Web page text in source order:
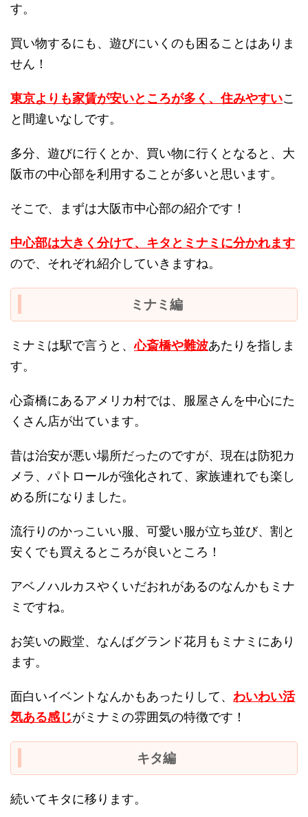
す。
買い物するにも、遊びにいくのも困ることはありま
せん！
東京よりも家賃が安いところが多く、住みやすいこ
と間違いなしです。
多分、遊びに行くとか、買い物に行くとなると、大
阪市の中心部を利用することが多いと思います。
そこで、まずは大阪市中心部の紹介です！
中心部は大きく分けて、キタとミナミに分かれます
ので、それぞれ紹介していきますね。
ミナミ編
ミナミは駅で言うと、心斎橋や難波あたりを指しま
す。
心斎橋にあるアメリカ村では、服屋さんを中心にた
くさん店が出ています。
昔は治安が悪い場所だったのですが、現在は防犯カ
メラ、パトロールが強化されて、家族連れでも楽し
める所になりました。
流行りのかっこいい服、可愛い服が立ち並び、割と
安くでも買えるところが良いところ！
アベノハルカスやくいだおれがあるのなんかもミナ
ミですね。
お笑いの殿堂、なんばグランド花月もミナミにあり
ます。
面白いイベントなんかもあったりして、 わいわい活
気ある感じがミナミの雰囲気の特徴です！
キタ編
続いてキタに移ります。